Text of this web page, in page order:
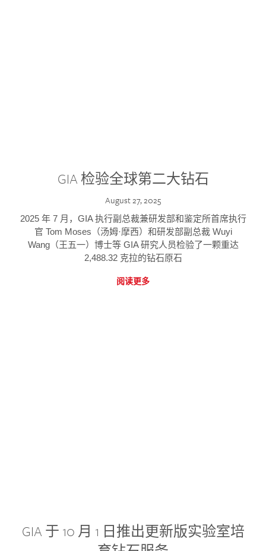
GIA 检验全球第二大钻石
August 27, 2025
2025 年 7 月，GIA 执行副总裁兼研发部和鉴定所首席执行
官 Tom Moses（汤姆·摩西）和研发部副总裁 Wuyi
Wang（王五一）博士等 GIA 研究人员检验了一颗重达
2,488.32 克拉的钻石原石
阅读更多
GIA 于 10 月 1 日推出更新版实验室培